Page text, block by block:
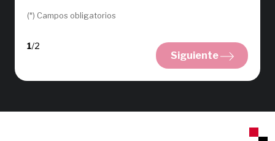
(*) Campos obligatorios
Siguiente